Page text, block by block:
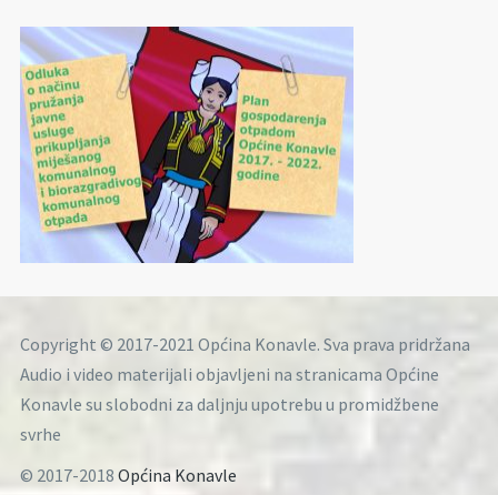
Copyright © 2017-2021 Općina Konavle. Sva prava pridržana
Audio i video materijali objavljeni na stranicama Općine
Konavle su slobodni za daljnju upotrebu u promidžbene
svrhe
© 2017-2018 Općina Konavle